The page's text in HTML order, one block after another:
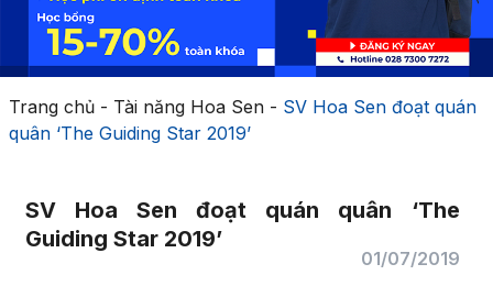
Trang chủ- Tài năng Hoa Sen- SV Hoa Sen đoạt quán
quân ‘The Guiding Star 2019’
SV Hoa Sen đoạt quán quân ‘The
Guiding Star 2019’
01/07/2019